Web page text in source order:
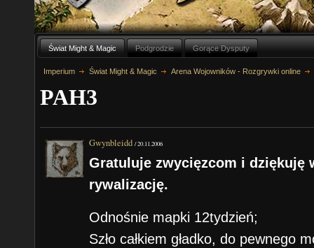
Świat Might & Magic Podgrodzie Gorące Dysputy
Imperium Świat Might & Magic Arena Wojowników - Rozgrywki online
PAH3
Gwynbleidd /20.11.2006
Gratuluje zwycięzcom i dziękuję
rywalizację.
Odnośnie mapki 12tydzień;
Szło całkiem gładko, do pewnego